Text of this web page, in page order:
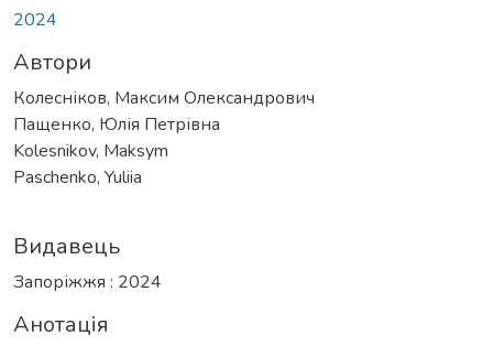
2024
Автори
Колесніков, Максим Олександрович
Пащенко, Юлія Петрівна
Kolesnikov, Maksym
Paschenko, Yuliia
Видавець
Запоріжжя : 2024
Анотація